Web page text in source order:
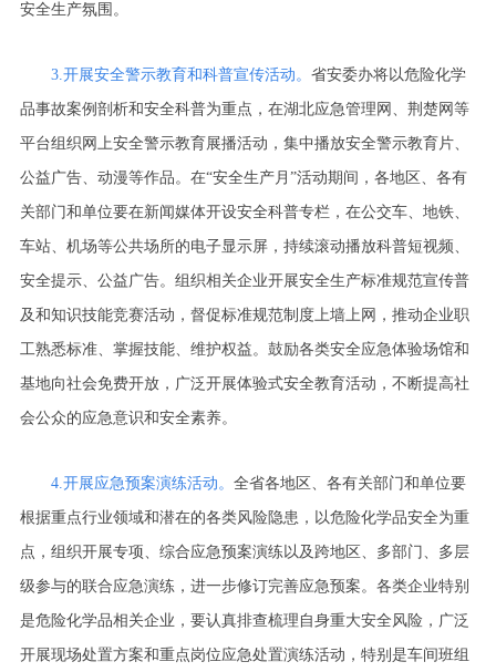
安全生产氛围。
3.开展安全警示教育和科普宣传活动。 省安委办将以危险化学
品事故案例剖析和安全科普为重点，在湖北应急管理网、荆楚网等
平台组织网上安全警示教育展播活动，集中播放安全警示教育片、
公益广告、动漫等作品。在“安全生产月”活动期间，各地区、各有
关部门和单位要在新闻媒体开设安全科普专栏，在公交车、地铁、
车站、机场等公共场所的电子显示屏，持续滚动播放科普短视频、
安全提示、公益广告。组织相关企业开展安全生产标准规范宣传普
及和知识技能竞赛活动，督促标准规范制度上墙上网，推动企业职
工熟悉标准、掌握技能、维护权益。鼓励各类安全应急体验场馆和
基地向社会免费开放，广泛开展体验式安全教育活动，不断提高社
会公众的应急意识和安全素养。
4.开展应急预案演练活动。 全省各地区、各有关部门和单位要
根据重点行业领域和潜在的各类风险隐患，以危险化学品安全为重
点，组织开展专项、综合应急预案演练以及跨地区、多部门、多层
级参与的联合应急演练，进一步修订完善应急预案。各类企业特别
是危险化学品相关企业，要认真排查梳理自身重大安全风险，广泛
开展现场处置方案和重点岗位应急处置演练活动，特别是车间班组